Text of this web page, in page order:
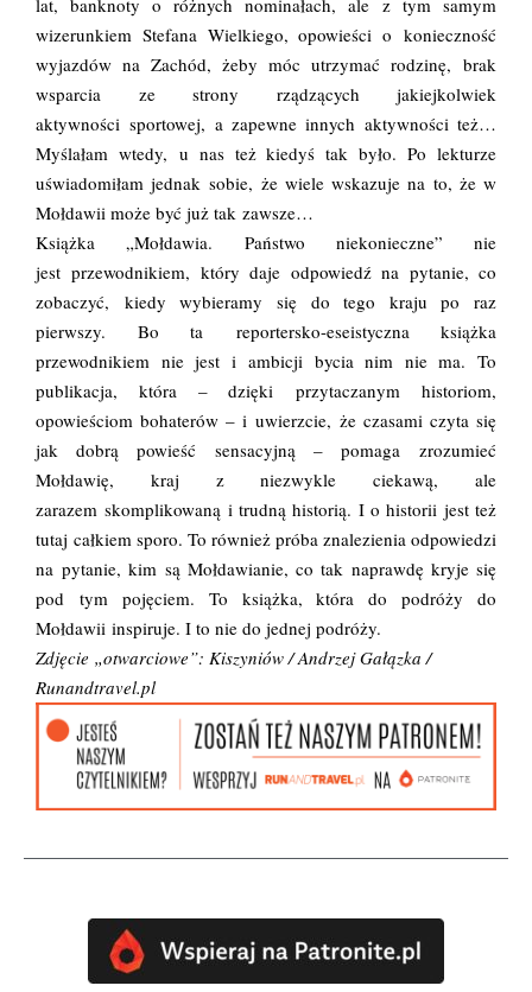
lat, banknoty o różnych nominałach, ale z tym samym
wizerunkiem Stefana Wielkiego, opowieści o konieczność
wyjazdów na Zachód, żeby móc utrzymać rodzinę, brak
wsparcia ze strony rządzących jakiejkolwiek
aktywności sportowej, a zapewne innych aktywności też…
Myślałam wtedy, u nas też kiedyś tak było. Po lekturze
uświadomiłam jednak sobie, że wiele wskazuje na to, że w
Mołdawii może być już tak zawsze…
Książka „Mołdawia. Państwo niekonieczne” nie
jest przewodnikiem, który daje odpowiedź na pytanie, co
zobaczyć, kiedy wybieramy się do tego kraju po raz
pierwszy. Bo ta reportersko-eseistyczna książka
przewodnikiem nie jest i ambicji bycia nim nie ma. To
publikacja, która – dzięki przytaczanym historiom,
opowieściom bohaterów – i uwierzcie, że czasami czyta się
jak dobrą powieść sensacyjną – pomaga zrozumieć
Mołdawię, kraj z niezwykle ciekawą, ale
zarazem skomplikowaną i trudną historią. I o historii jest też
tutaj całkiem sporo. To również próba znalezienia odpowiedzi
na pytanie, kim są Mołdawianie, co tak naprawdę kryje się
pod tym pojęciem. To książka, która do podróży do
Mołdawii inspiruje. I to nie do jednej podróży.
Zdjęcie „otwarciowe”: Kiszyniów / Andrzej Gałązka /
Runandtravel.pl